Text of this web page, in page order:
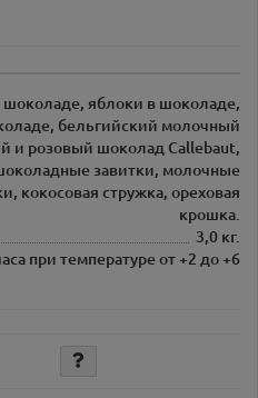
шоколаде, яблоки в шоколаде,
бельгийский молочный
и розовый шоколад Callebaut,
завитки, молочные
кокосовая стружка, ореховая
крошка.
3,0 кг.
при температуре от +2 до +6